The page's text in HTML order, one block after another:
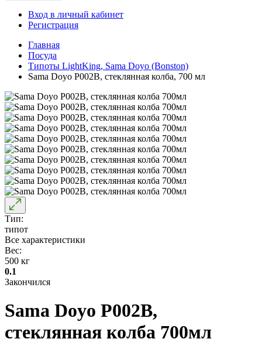
Вход в личный кабинет
Регистрация
Главная
Посуда
Типоты LightKing, Sama Doyo (Bonston)
Sama Doyo P002B, стеклянная колба, 700 мл
Тип:
типот
Все характеристики
Вес:
500 кг
0.1
Закончился
Sama Doyo P002B,
стеклянная колба 700мл